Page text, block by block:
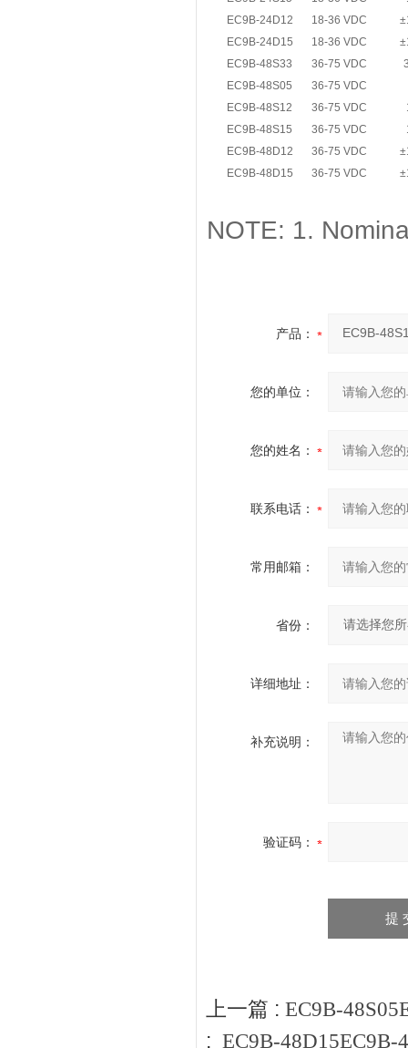
EC9B-24D12
18-36 VDC
EC9B-24D15
18-36 VDC
EC9B-48S33
36-75 VDC
EC9B-48S05
36-75 VDC
EC9B-48S12
36-75 VDC
EC9B-48S15
36-75 VDC
EC9B-48D12
36-75 VDC
EC9B-48D15
36-75 VDC
NOTE: 1.
产品：
您的单位：
您的姓名：
联系电话：
常用邮箱：
省份：
详细地址：
补充说明：
验证码：
上一篇 : EC9B-
: EC9B-